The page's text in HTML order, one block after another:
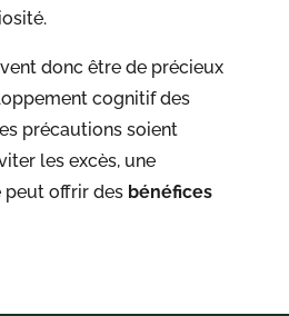
donc être de précieux
cognitif des
précautions soient
les excès, une
offrir des bénéfices